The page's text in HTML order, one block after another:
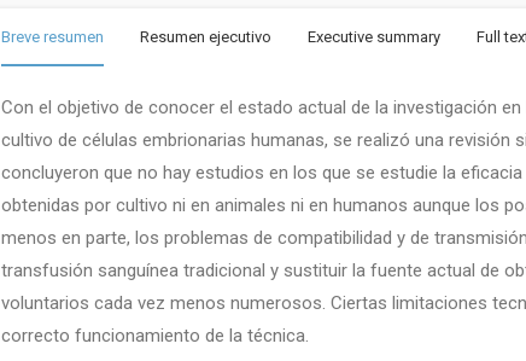
Breve resumen Resumen ejecutivo Executive summary Full
Con el objetivo de conocer el estado actual de la investigación
cultivo de células embrionarias humanas, se realizó una revisión
concluyeron que no hay estudios en los que se estudie la
obtenidas por cultivo ni en animales ni en humanos aunque los
menos en parte, los problemas de compatibilidad y de
transfusión sanguínea tradicional y sustituir la fuente actual de
voluntarios cada vez menos numerosos. Ciertas limitaciones
correcto funcionamiento de la técnica.